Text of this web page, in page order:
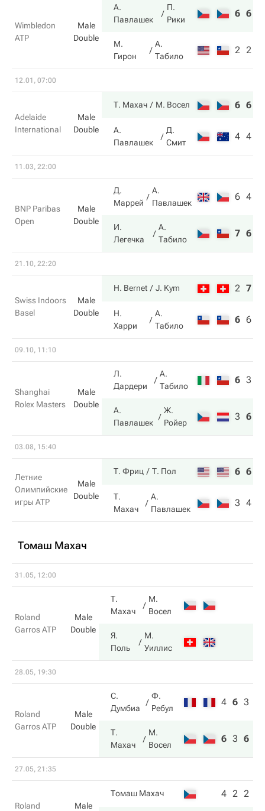
Wimbledon
ATP
Male
Double
А.
Павлашек
П.
Рики
6 6
М.
Гирон
А.
Табило
2 2
12.01, 07:00
Adelaide
International
Male
Double
Т. Махач М. Восел 6 6
А.
Павлашек
Д.
Смит
4 4
11.03, 22:00
BNP Paribas
Open
Male
Double
Д.
Маррей
А.
Павлашек
6 4
И.
Легечка
А.
Табило
7 6
21.10, 22:20
Swiss Indoors
Basel
Male
Double
H. Bernet J. Kym 2 7
Н.
Харри
А.
Табило
6 6
09.10, 11:10
Shanghai
Rolex Masters
Male
Double
Л.
Дардери
А.
Табило
6 3
А.
Павлашек
Ж.
Ройер
3 6
03.08, 15:40
Летние
Олимпийские
игры ATP
Male
Double
Т. Фриц Т. Пол 6 6
Т.
Махач
А.
Павлашек
3 4
Томаш Махач
31.05, 12:00
Roland
Garros ATP
Male
Double
Т.
Махач
М.
Восел
Я.
Поль
М.
Уиллис
28.05, 19:30
Roland
Garros ATP
Male
Double
С.
Думбиа
Ф.
Ребул
4 6 3
Т.
Махач
М.
Восел
6 3 6
27.05, 21:35
Roland
Male
Томаш Махач 4 2 2